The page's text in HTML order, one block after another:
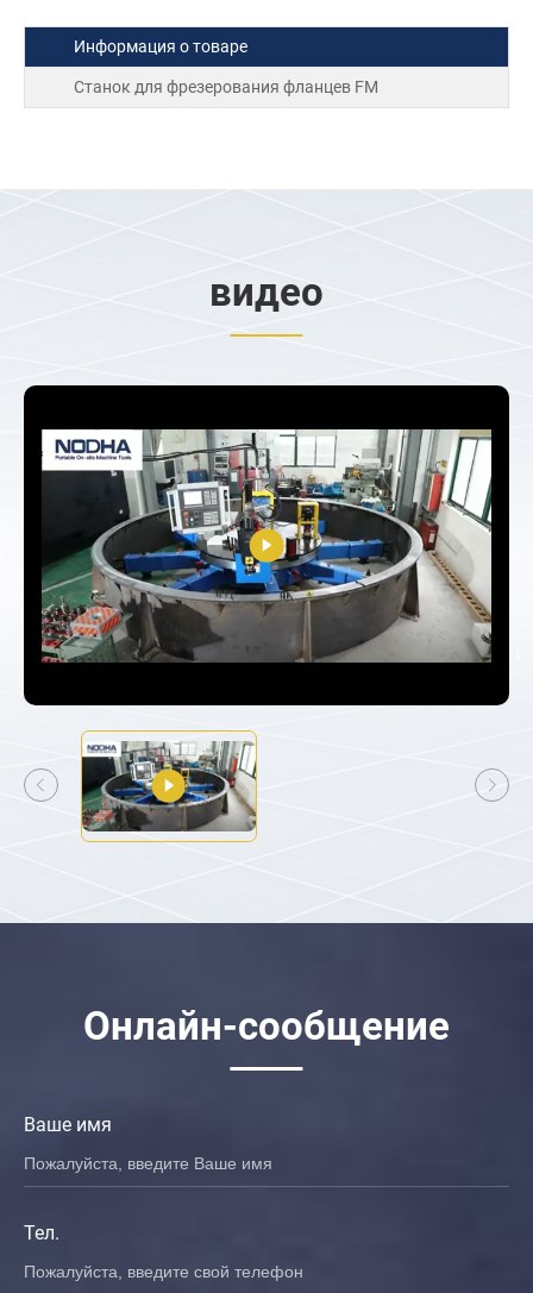
Информация о товаре
Станок для фрезерования фланцев FM
видео
Онлайн-сообщение
Ваше имя
Тел.